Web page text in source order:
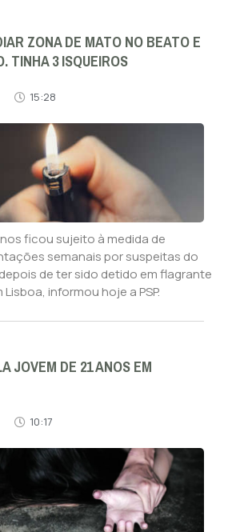
ZONA DE MATO NO BEATO E
TINHA 3 ISQUEIROS
15:28
ficou sujeito à medida de
semanais por suspeitas do
de ter sido detido em flagrante
informou hoje a PSP.
JOVEM DE 21 ANOS EM
10:17